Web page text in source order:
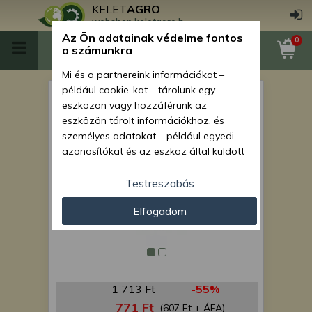
KELETAGRO
webshop.keletagro.hu
0
kerékanya
1 713 Ft -55%
771 Ft (607 Ft + ÁFA)
Az Ön adatainak védelme fontos
a számunkra
Mi és a partnereink információkat –
például cookie-kat – tárolunk egy
eszközön vagy hozzáférünk az
eszközön tárolt információkhoz, és
személyes adatokat – például egyedi
azonosítókat és az eszköz által küldött
személyre szabott hirdetések és
tartalom nyújtásához, hirdetés- és
tartalomméréshez, nézettségi adatok
gyűjtéséhez, valamint termékek
javításához. Az Ön engedélyével mi és a
módszerrel szerzett pontos geolokációs
adatokat és azonosítási információkat
Testreszabás
Elfogadom